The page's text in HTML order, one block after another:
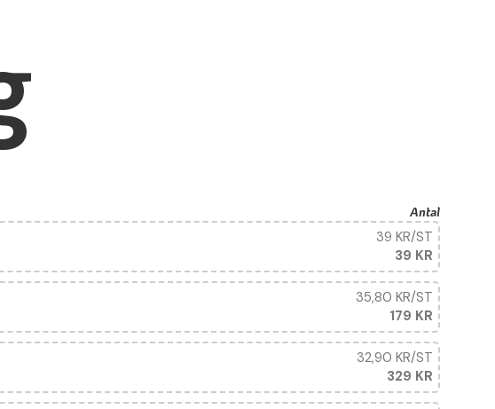
Antal
39 KR
39 KR/ST
179 KR
35,80 KR/ST
329 KR
32,90 KR/ST